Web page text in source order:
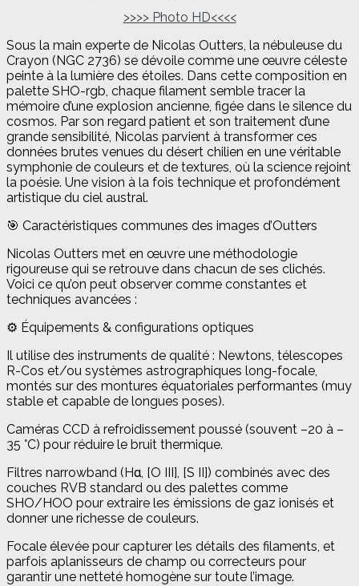
>>>> Photo HD<<<<
Sous la main experte de Nicolas Outters, la nébuleuse du
Crayon (NGC 2736) se dévoile comme une œuvre céleste
peinte à la lumière des étoiles. Dans cette composition en
palette SHO-rgb, chaque filament semble tracer la
mémoire d’une explosion ancienne, figée dans le silence du
cosmos. Par son regard patient et son traitement d’une
grande sensibilité, Nicolas parvient à transformer ces
données brutes venues du désert chilien en une véritable
symphonie de couleurs et de textures, où la science rejoint
la poésie. Une vision à la fois technique et profondément
artistique du ciel austral.
🎯 Caractéristiques communes des images d’Outters
Nicolas Outters met en œuvre une méthodologie
rigoureuse qui se retrouve dans chacun de ses clichés.
Voici ce qu’on peut observer comme constantes et
techniques avancées :
⚙️ Équipements & configurations optiques
Il utilise des instruments de qualité : Newtons, télescopes
R-Cos et/ou systèmes astrographiques long-focale,
montés sur des montures équatoriales performantes (muy
stable et capable de longues poses).
Caméras CCD à refroidissement poussé (souvent –20 à –
35 °C) pour réduire le bruit thermique.
Filtres narrowband (Hα, [O III], [S II]) combinés avec des
couches RVB standard ou des palettes comme
SHO/HOO pour extraire les émissions de gaz ionisés et
donner une richesse de couleurs.
Focale élevée pour capturer les détails des filaments, et
parfois aplanisseurs de champ ou correcteurs pour
garantir une netteté homogène sur toute l’image.